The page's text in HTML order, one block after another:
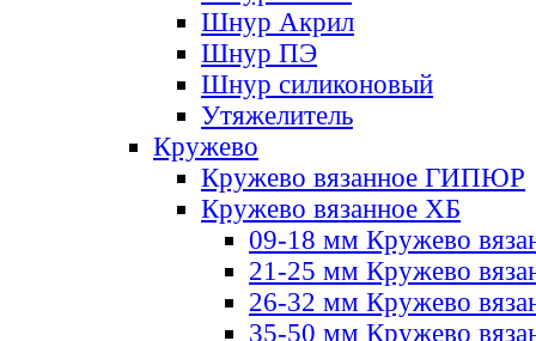
Шнур Акрил
Шнур ПЭ
Шнур силиконовый
Утяжелитель
Кружево
Кружево вязанное ГИПЮР
Кружево вязанное ХБ
09-18 мм Кружево
21-25 мм Кружево
26-32 мм Кружево
35-50 мм Кружево